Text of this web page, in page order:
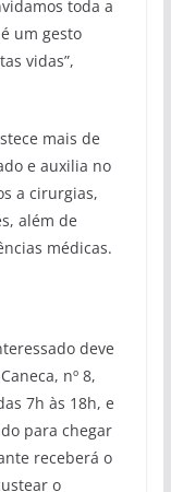
toda a
um gesto
vidas”,
mais de
e auxilia no
a cirurgias,
além de
médicas.
deve
nº 8,
7h às 18h, e
para chegar
receberá o
o